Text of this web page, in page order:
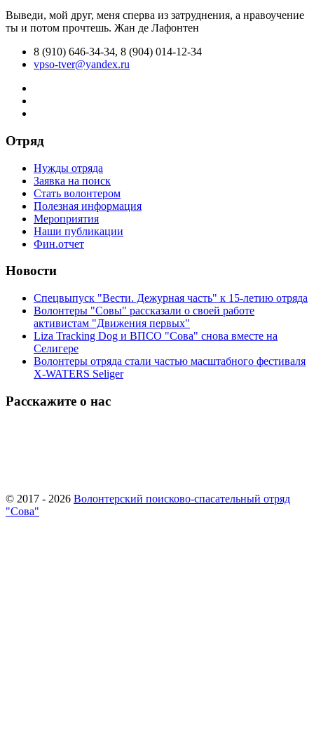
Выведи, мой друг, меня сперва из затруднения, а нравоучение
ты и потом прочтешь. Жан де Лафонтен
8 (910) 646-34-34, 8 (904) 014-12-34
vpso-tver@yandex.ru
Отряд
Нужды отряда
Заявка на поиск
Стать волонтером
Полезная информация
Мероприятия
Наши публикации
Фин.отчет
Новости
Спецвыпуск "Вести. Дежурная часть" к 15-летию отряда
Волонтеры "Совы" рассказали о своей работе
активистам "Движения первых"
Liza Tracking Dog и ВПСО "Сова" снова вместе на
Селигере
Волонтеры отряда стали частью масштабного фестиваля
X-WATERS Seliger
Расскажите о нас
© 2017 - 2026 Волонтерский поисково-спасательный отряд
"Сова"